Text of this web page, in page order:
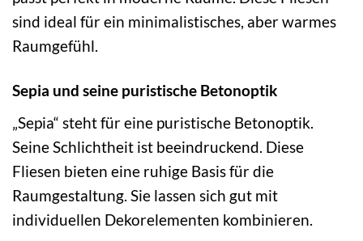
sind ideal für ein minimalistisches, aber warmes
Raumgefühl.
Sepia und seine puristische Betonoptik
„Sepia“ steht für eine puristische Betonoptik.
Seine Schlichtheit ist beeindruckend. Diese
Fliesen bieten eine ruhige Basis für die
Raumgestaltung. Sie lassen sich gut mit
individuellen Dekorelementen kombinieren.